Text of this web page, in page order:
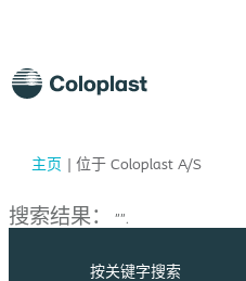
主页 | 位于 Coloplast A/S（当
面）
搜索结果： "".
按关键字搜索